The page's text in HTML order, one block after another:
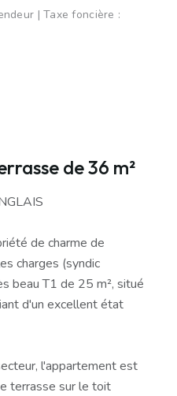
| Taxe foncière :
de 36 m²
de charme de
charges (syndic
beau T1 de 25 m², situé
d'un excellent état
l'appartement est
terrasse sur le toit